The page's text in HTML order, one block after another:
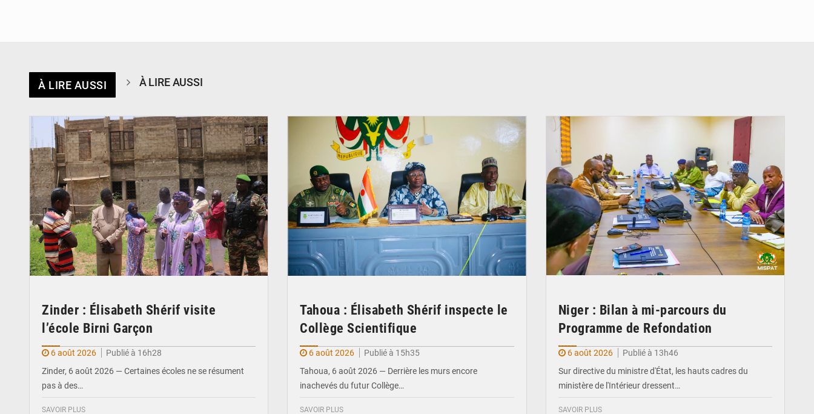
À LIRE AUSSI À LIRE AUSSI
Zinder : Élisabeth Shérif visite
l’école Birni Garçon
6 août 2026
Publié à 16h28
Zinder, 6 août 2026 — Certaines écoles ne se résument
pas à des…
SAVOIR PLUS
Tahoua : Élisabeth Shérif inspecte le
Collège Scientifique
6 août 2026
Publié à 15h35
Tahoua, 6 août 2026 — Derrière les murs encore
inachevés du futur Collège…
SAVOIR PLUS
Niger : Bilan à mi-parcours du
Programme de Refondation
6 août 2026
Publié à 13h46
Sur directive du ministre d'État, les hauts cadres du
ministère de l'Intérieur dressent…
SAVOIR PLUS